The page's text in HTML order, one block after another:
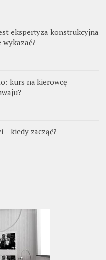
ekspertyza konstrukcyjna
wykazać?
kurs na kierowcę
– kiedy zacząć?